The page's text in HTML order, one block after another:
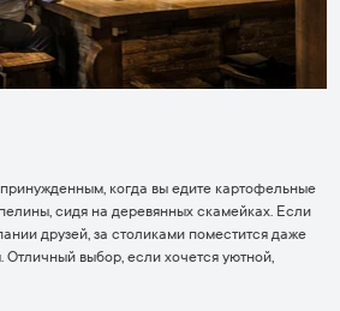
когда вы едите картофельные
сидя на деревянных скамейках. Если
друзей, за столиками поместится даже
выбор, если хочется уютной,